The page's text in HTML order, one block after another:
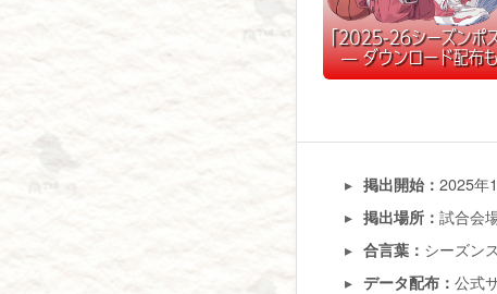
掲出開始：2025年
掲出場所：試合会
合言葉： シーズン
データ配布：公式